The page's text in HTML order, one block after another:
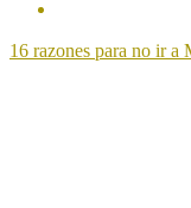
16 razones para no ir a